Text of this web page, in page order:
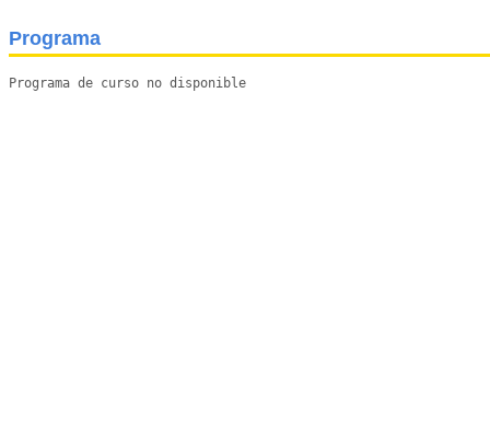
Programa
Programa de curso no disponible